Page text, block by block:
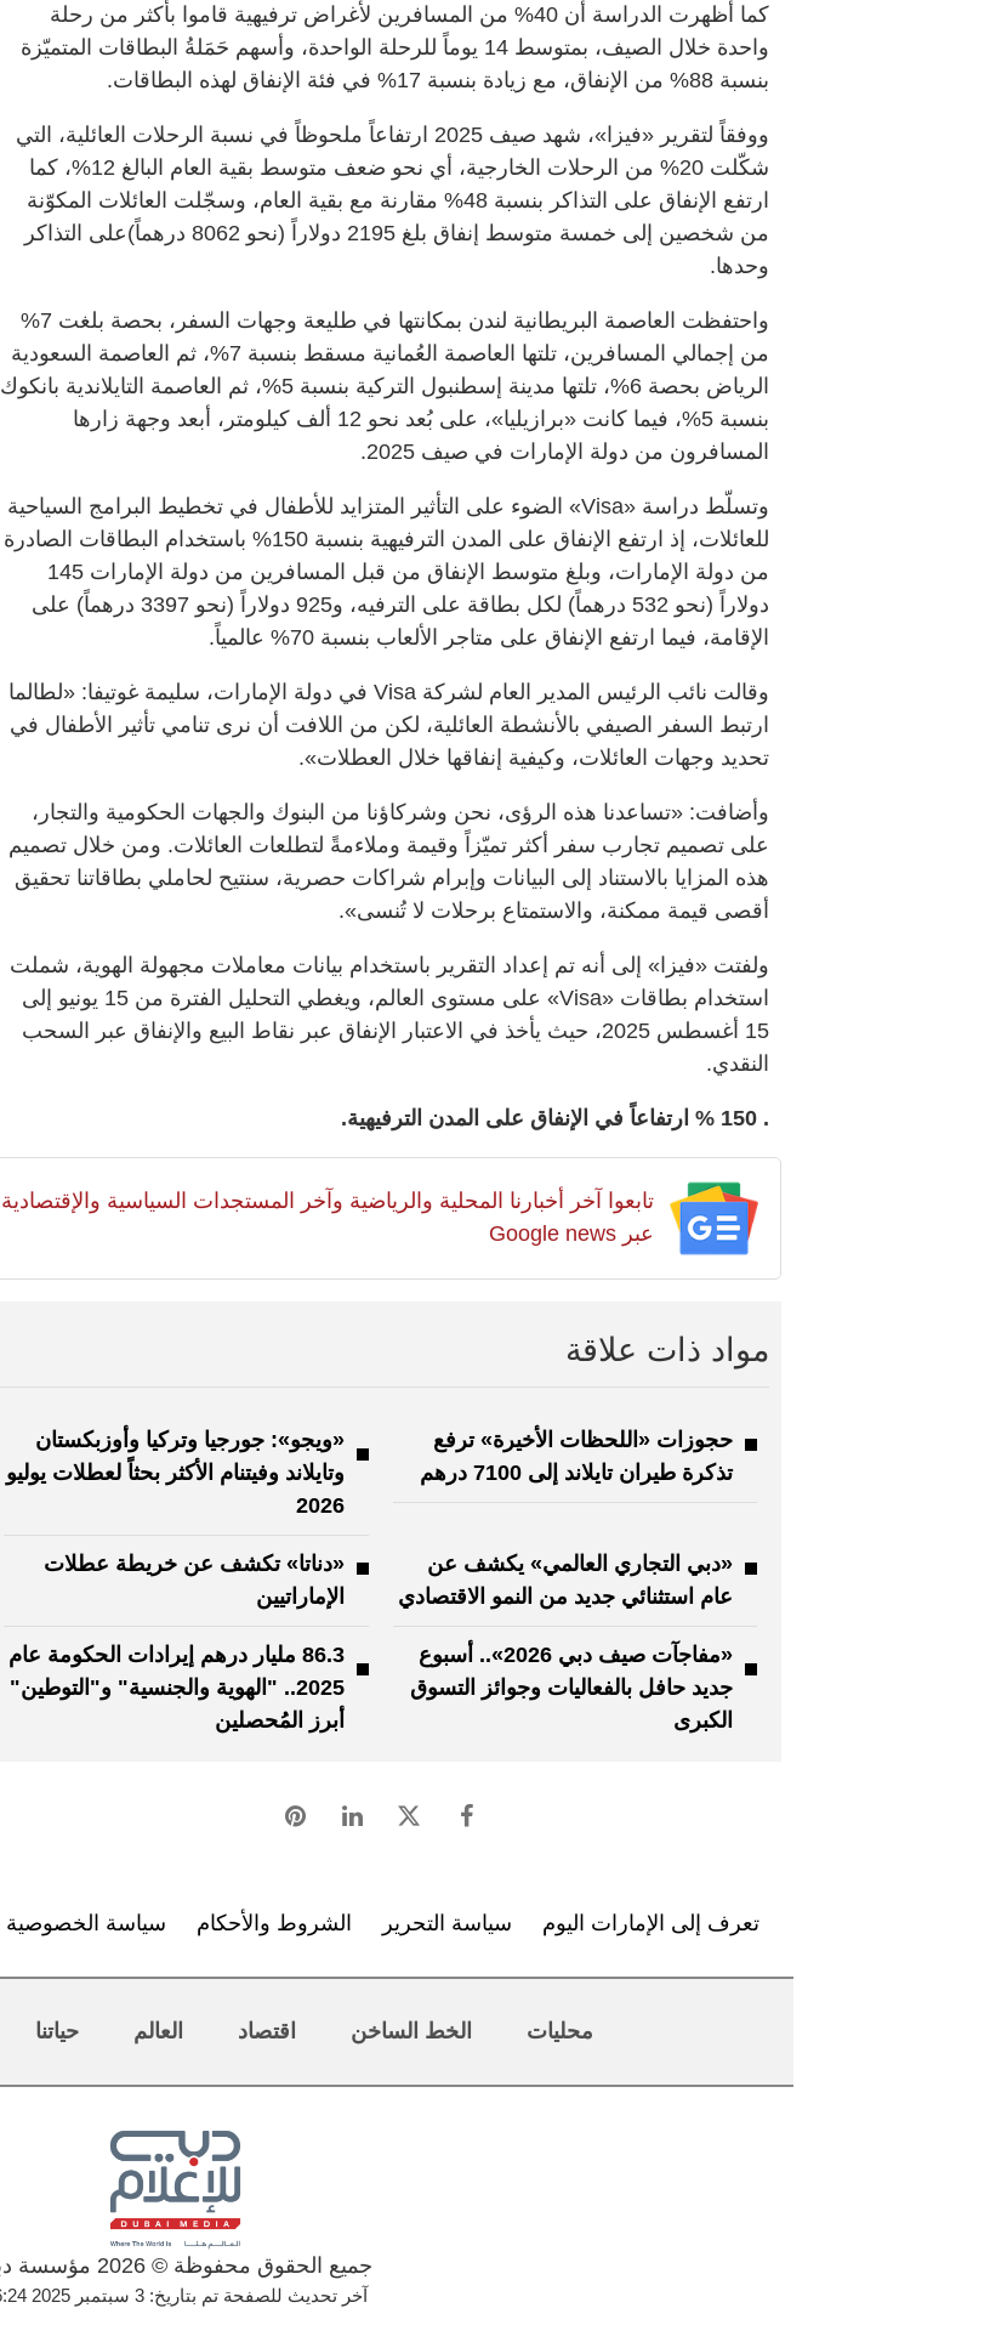
كما أظهرت الدراسة أن 40% من المسافرين لأغراض ترفيهية قاموا بأكثر من رحلة
واحدة خلال الصيف، بمتوسط 14 يوماً للرحلة الواحدة، وأسهم حَمَلةُ البطاقات المتميّزة
بنسبة 88% من الإنفاق، مع زيادة بنسبة 17% في فئة الإنفاق لهذه البطاقات.
ووفقاً لتقرير «فيزا»، شهد صيف 2025 ارتفاعاً ملحوظاً في نسبة الرحلات العائلية، التي
شكّلت 20% من الرحلات الخارجية، أي نحو ضعف متوسط بقية العام البالغ 12%، كما
ارتفع الإنفاق على التذاكر بنسبة 48% مقارنة مع بقية العام، وسجّلت العائلات المكوّنة
من شخصين إلى خمسة متوسط إنفاق بلغ 2195 دولاراً (نحو 8062 درهماً)على التذاكر
وحدها.
واحتفظت العاصمة البريطانية لندن بمكانتها في طليعة وجهات السفر، بحصة بلغت 7%
من إجمالي المسافرين، تلتها العاصمة العُمانية مسقط بنسبة 7%، ثم العاصمة السعودية
الرياض بحصة 6%، تلتها مدينة إسطنبول التركية بنسبة 5%، ثم العاصمة التايلاندية بانكوك
بنسبة 5%، فيما كانت «برازيليا»، على بُعد نحو 12 ألف كيلومتر، أبعد وجهة زارها
المسافرون من دولة الإمارات في صيف 2025.
وتسلّط دراسة «Visa» الضوء على التأثير المتزايد للأطفال في تخطيط البرامج السياحية
للعائلات، إذ ارتفع الإنفاق على المدن الترفيهية بنسبة 150% باستخدام البطاقات الصادرة
من دولة الإمارات، وبلغ متوسط الإنفاق من قبل المسافرين من دولة الإمارات 145
دولاراً (نحو 532 درهماً) لكل بطاقة على الترفيه، و925 دولاراً (نحو 3397 درهماً) على
الإقامة، فيما ارتفع الإنفاق على متاجر الألعاب بنسبة 70% عالمياً.
وقالت نائب الرئيس المدير العام لشركة Visa في دولة الإمارات، سليمة غوتيفا: «لطالما
ارتبط السفر الصيفي بالأنشطة العائلية، لكن من اللافت أن نرى تنامي تأثير الأطفال في
تحديد وجهات العائلات، وكيفية إنفاقها خلال العطلات».
وأضافت: «تساعدنا هذه الرؤى، نحن وشركاؤنا من البنوك والجهات الحكومية والتجار،
على تصميم تجارب سفر أكثر تميّزاً وقيمة وملاءمةً لتطلعات العائلات. ومن خلال تصميم
هذه المزايا بالاستناد إلى البيانات وإبرام شراكات حصرية، سنتيح لحاملي بطاقاتنا تحقيق
أقصى قيمة ممكنة، والاستمتاع برحلات لا تُنسى».
ولفتت «فيزا» إلى أنه تم إعداد التقرير باستخدام بيانات معاملات مجهولة الهوية، شملت
استخدام بطاقات «Visa» على مستوى العالم، ويغطي التحليل الفترة من 15 يونيو إلى
15 أغسطس 2025، حيث يأخذ في الاعتبار الإنفاق عبر نقاط البيع والإنفاق عبر السحب
النقدي.
. 150 % ارتفاعاً في الإنفاق على المدن الترفيهية.
تابعوا آخر أخبارنا المحلية والرياضية وآخر المستجدات السياسية والإقتصادية
عبر Google news
مواد ذات علاقة
حجوزات «اللحظات الأخيرة» ترفع
تذكرة طيران تايلاند إلى 7100 درهم
«ويجو»: جورجيا وتركيا وأوزبكستان
وتايلاند وفيتنام الأكثر بحثاً لعطلات يوليو
2026
«دبي التجاري العالمي» يكشف عن
عام استثنائي جديد من النمو الاقتصادي
«دناتا» تكشف عن خريطة عطلات
الإماراتيين
«مفاجآت صيف دبي 2026».. أسبوع
جديد حافل بالفعاليات وجوائز التسوق
الكبرى
86.3 مليار درهم إيرادات الحكومة عام
2025.. "الهوية والجنسية" و"التوطين"
أبرز المُحصلين
تعرف إلى الإمارات اليوم سياسة التحرير الشروط والأحكام سياسة الخصوصية
محليات الخط الساخن اقتصاد العالم حياتنا
جميع الحقوق محفوظة © 2026 مؤسسة دبي
آخر تحديث للصفحة تم بتاريخ: 3 سبتمبر 2025 16:24